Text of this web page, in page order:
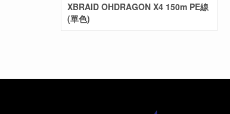
XBRAID OHDRAGON X4 150m PE線
(單色)